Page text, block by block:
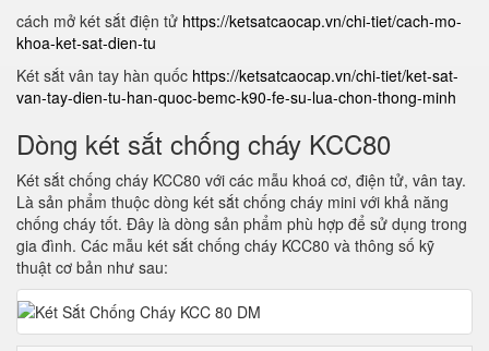
cách mở két sắt điện tử https://ketsatcaocap.vn/chi-tiet/cach-mo-
khoa-ket-sat-dien-tu
Két sắt vân tay hàn quốc https://ketsatcaocap.vn/chi-tiet/ket-sat-
van-tay-dien-tu-han-quoc-bemc-k90-fe-su-lua-chon-thong-minh
Dòng két sắt chống cháy KCC80
Két sắt chống cháy KCC80 với các mẫu khoá cơ, điện tử, vân tay.
Là sản phẩm thuộc dòng két sắt chống cháy mini với khả năng
chống cháy tốt. Đây là dòng sản phẩm phù hợp để sử dụng trong
gia đình. Các mẫu két sắt chống cháy KCC80 và thông số kỹ
thuật cơ bản như sau: